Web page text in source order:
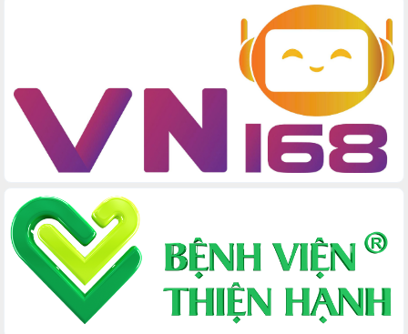
trong hành trình chuyển đổi số tại Đắk
Lắk
Đắk Lắk nâng cao hiệu quả công tác
Đảng từ Sổ tay đảng viên điện tử
Đắk Lắk đẩy mạnh nuôi biển công
bền vững
Tập huấn nâng cao năng lực triển khai
chuyển đổi số cho cán bộ, công chức
cấp xã
Đắk Lắk phát động hưởng ứng Ngày
Quyền của người tiêu dùng Việt Nam